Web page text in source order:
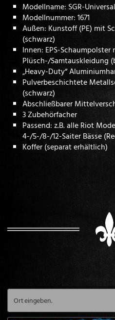
Modellname: SGR-
Modellnummer: 1671
Außen: Kunstoff (PE) mit
(schwarz)
Innen: EPS-Schaumpolster
Plüsch-/Samtauskleidung
„Heavy-Duty“
Pulverbeschichtete
(schwarz)
Abschließbarer
3 Zubehörfacher
Passend: z.B. alle Riot
4-/5-/8-/12-Saiter Bässe
Koffer (separat erhältlich)